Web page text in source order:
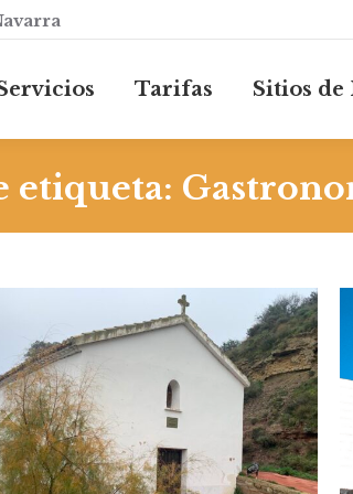
Tarifas Sitios de
etiqueta:
Servicios Tarifas Sitios